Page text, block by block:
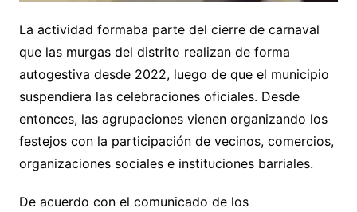
La actividad formaba parte del cierre de carnaval
que las murgas del distrito realizan de forma
autogestiva desde 2022, luego de que el municipio
suspendiera las celebraciones oficiales. Desde
entonces, las agrupaciones vienen organizando los
festejos con la participación de vecinos, comercios,
organizaciones sociales e instituciones barriales.
De acuerdo con el comunicado de los